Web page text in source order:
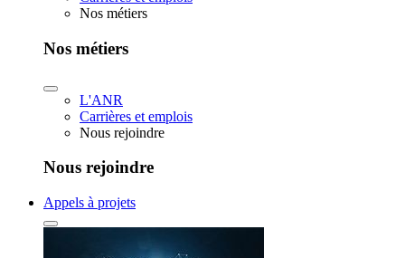
Nos métiers
Nos métiers
L'ANR
Carrières et emplois
Nous rejoindre
Nous rejoindre
Appels à projets